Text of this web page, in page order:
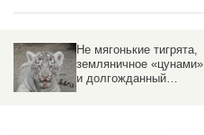
Не мягонькие тигрята,
земляничное «цунами»
и долгожданный